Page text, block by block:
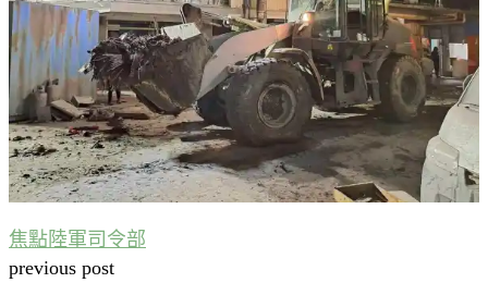
焦點陸軍司令部
previous post